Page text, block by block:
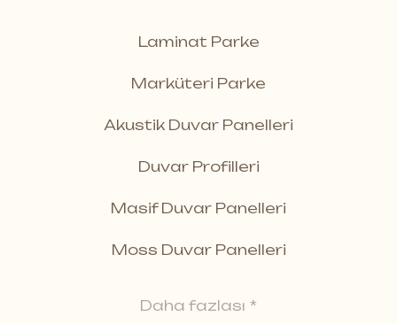
Laminat Parke
Marküteri Parke
Akustik Duvar Panelleri
Duvar Profilleri
Masif Duvar Panelleri
Moss Duvar Panelleri
Daha fazlası *